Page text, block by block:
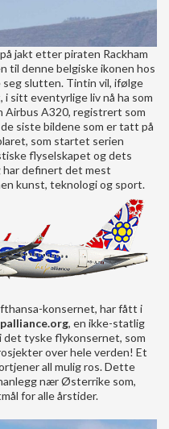
jakt etter piraten Rackham
til denne belgiske ikonen hos
seg slutten. Tintin vil, ifølge
sitt eventyrlige liv nå ha som
Airbus A320, registrert som
siste bildene som er tatt på
som startet serien
flyselskapet og dets
definert det mest
kunst, teknologi og sport.
konsernet, har fått i
, en ikke-statlig
det tyske flykonsernet, som
over hele verden! Et
all mulig ros. Dette
nær Østerrike som,
for alle årstider.